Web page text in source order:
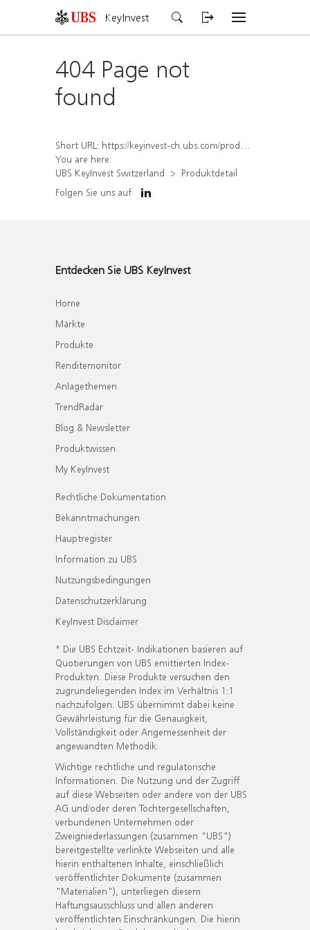
KeyInvest
404 Page not
found
Short URL: https://keyinvest-ch.ubs.com/produkt/detail/index/isin/CH1579305090
You are here:
UBS KeyInvest Switzerland
Produktdetail
Folgen Sie uns auf
Entdecken Sie UBS KeyInvest
Home
Märkte
Produkte
Renditemonitor
Anlagethemen
TrendRadar
Blog & Newsletter
Produktwissen
My KeyInvest
Rechtliche Dokumentation
Bekanntmachungen
Hauptregister
Information zu UBS
Nutzungsbedingungen
Datenschutzerklärung
KeyInvest Disclaimer
* Die UBS Echtzeit- Indikationen basieren auf
Quotierungen von UBS emittierten Index-
Produkten. Diese Produkte versuchen den
zugrundeliegenden Index im Verhältnis 1:1
nachzufolgen. UBS übernimmt dabei keine
Gewährleistung für die Genauigkeit,
Vollständigkeit oder Angemessenheit der
angewandten Methodik.
Wichtige rechtliche und regulatorische
Informationen. Die Nutzung und der Zugriff
auf diese Webseiten oder andere von der UBS
AG und/oder deren Tochtergesellschaften,
verbundenen Unternehmen oder
Zweigniederlassungen (zusammen "UBS")
bereitgestellte verlinkte Webseiten und alle
hierin enthaltenen Inhalte, einschließlich
veröffentlichter Dokumente (zusammen
"Materialien"), unterliegen diesem
Haftungsausschluss und allen anderen
veröffentlichten Einschränkungen. Die hierin